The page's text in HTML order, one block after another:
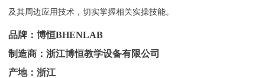
及其周边应用技术，切实掌握相关实操技能。
品牌：博恒BHENLAB
制造商：浙江博恒教学设备有限公司
产地：浙江